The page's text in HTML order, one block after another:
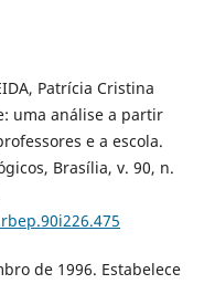
Patrícia Cristina
uma análise a partir
e a escola.
Brasília, v. 90, n.
de 1996. Estabelece